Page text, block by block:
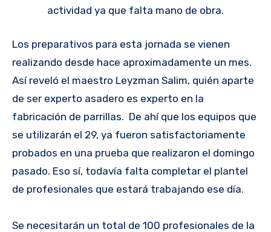
actividad ya que falta mano de obra.
Los preparativos para esta jornada se vienen
realizando desde hace aproximadamente un mes.
Así reveló el maestro Leyzman Salim, quién aparte
de ser experto asadero es experto en la
fabricación de parrillas. De ahí que los equipos que
se utilizarán el 29, ya fueron satisfactoriamente
probados en una prueba que realizaron el domingo
pasado. Eso sí, todavía falta completar el plantel
de profesionales que estará trabajando ese día.
Se necesitarán un total de 100 profesionales de la